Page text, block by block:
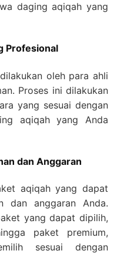
daging aqiqah yang
Profesional
oleh para ahli
Proses ini dilakukan
yang sesuai dengan
aqiqah yang Anda
dan Anggaran
aqiqah yang dapat
dan anggaran Anda.
yang dapat dipilih,
paket premium,
sesuai dengan